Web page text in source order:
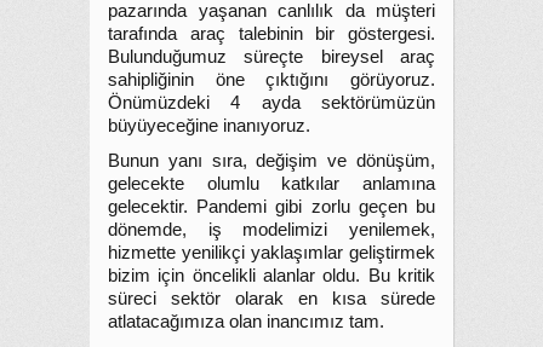
pazarında yaşanan canlılık da müşteri
tarafında araç talebinin bir göstergesi.
Bulunduğumuz süreçte bireysel araç
sahipliğinin öne çıktığını görüyoruz.
Önümüzdeki 4 ayda sektörümüzün
büyüyeceğine inanıyoruz.
Bunun yanı sıra, değişim ve dönüşüm,
gelecekte olumlu katkılar anlamına
gelecektir. Pandemi gibi zorlu geçen bu
dönemde, iş modelimizi yenilemek,
hizmette yenilikçi yaklaşımlar geliştirmek
bizim için öncelikli alanlar oldu. Bu kritik
süreci sektör olarak en kısa sürede
atlatacağımıza olan inancımız tam.